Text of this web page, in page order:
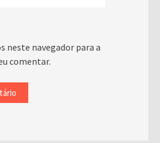
neste navegador para a
comentar.